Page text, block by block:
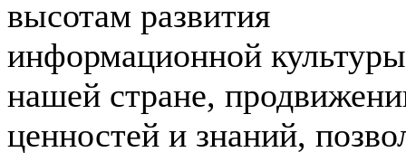
высотам развития
информационной
нашей стране,
ценностей и знаний,